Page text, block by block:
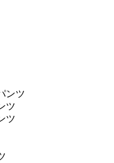
ンツ
ツ
ツ